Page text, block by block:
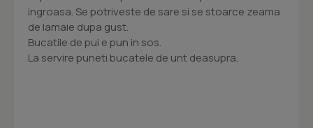
ingroasa. Se potriveste de sare si se stoarce zeama
de lamaie dupa gust.
Bucatile de pui e pun in sos.
La servire puneti bucatele de unt deasupra.